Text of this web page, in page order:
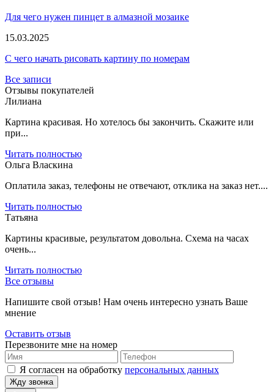
Для чего нужен пинцет в алмазной мозаике
15.03.2025
С чего начать рисовать картину по номерам
Все записи
Отзывы покупателей
Лилиана
Картина красивая. Но хотелось бы закончить. Скажите или
при...
Читать полностью
Ольга Власкина
Оплатила заказ, телефоны не отвечают, отклика на заказ нет....
Читать полностью
Татьяна
Картины красивые, результатом довольна. Схема на часах
очень...
Читать полностью
Все отзывы
Напишите свой отзыв! Нам очень интересно узнать Ваше
мнение
Оставить отзыв
Перезвоните мне на номер
Я согласен на обработку персональных данных
Жду звонка